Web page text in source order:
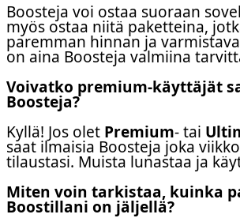
Boosteja voi ostaa suoraan
myös ostaa niitä paketteina,
paremman hinnan ja
on aina Boosteja valmiina
Voivatko premium-käyttäjät
Boosteja?
Kyllä! Jos olet Premium- tai
saat ilmaisia Boosteja joka
tilaustasi. Muista lunastaa ja
Miten voin tarkistaa, kuinka
Boostillani on jäljellä?